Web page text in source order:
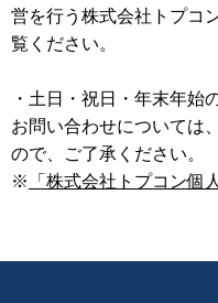
営を行う株式会社トプコ
覧ください。
・土日・祝日・年末年始
お問い合わせについては
ので、ご了承ください。
※ 「株式会社トプコン個